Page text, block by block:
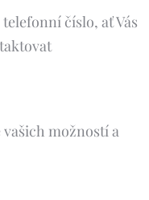
číslo, ať Vás
možností a